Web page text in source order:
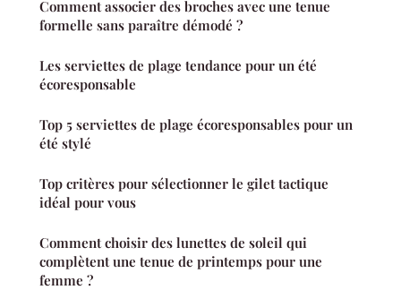
Comment associer des broches avec une tenue
formelle sans paraître démodé ?
Les serviettes de plage tendance pour un été
écoresponsable
Top 5 serviettes de plage écoresponsables pour un
été stylé
Top critères pour sélectionner le gilet tactique
idéal pour vous
Comment choisir des lunettes de soleil qui
complètent une tenue de printemps pour une
femme ?